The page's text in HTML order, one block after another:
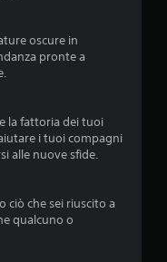
5
9
v
oscure in
pronte a
la fattoria dei tuoi
i tuoi compagni
alle nuove sfide.
ciò che sei riuscito a
qualcuno o